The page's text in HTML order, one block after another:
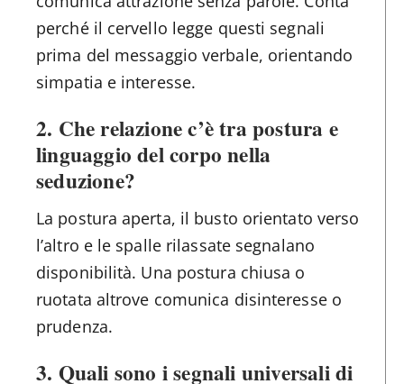
perché il cervello legge questi segnali
prima del messaggio verbale, orientando
simpatia e interesse.
2. Che relazione c’è tra postura e
linguaggio del corpo nella
seduzione?
La postura aperta, il busto orientato verso
l’altro e le spalle rilassate segnalano
disponibilità. Una postura chiusa o
ruotata altrove comunica disinteresse o
prudenza.
3. Quali sono i segnali universali di